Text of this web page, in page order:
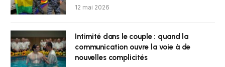
12 mai 2026
Intimité dans le couple : quand la
communication ouvre la voie à de
nouvelles complicités